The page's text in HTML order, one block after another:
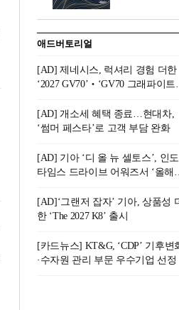
록 고문은
0년의 과도
정화와 성장
옥
연옥은 고통
으며, 준비
아갈 수 있
말한
통 관료 출
주요 변곡점
을 하고 금
족적을 남
세대에게
담은 인생
르고 원칙
한 자서전을
워하지 않
한 믿음이
게 만드는지
의 보고로
회장은 “인
도 조급해
터 하나 하
라”고 조언
조차 성공의
애드버토리얼
[AD] 제네시스, 럭셔리 경험 더한
‘2027 GV70’‧‘GV70 그래파이트’
[AD] 개소세 혜택 종료…현대차,
‘썸머 페스타’로 고객 부담 완화
[AD] 기아 ‘디 올 뉴 셀토스’, 인도
타임스 드라이브 어워즈서 ‘올해
[AD]‘그랜저 잡자’ 기아, 상품성
한 ‘The 2027 K8’ 출시
[카드뉴스] KT&G, ‘CDP’ 기후변
·수자원 관리 부문 우수기업 선정